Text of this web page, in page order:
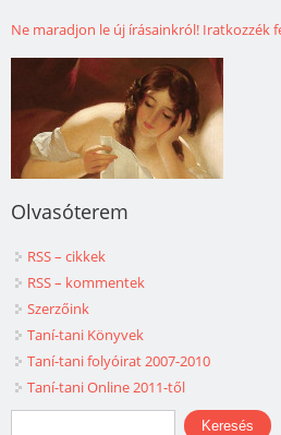
Ne maradjon le új írásainkról! Iratkozzék
Olvasóterem
RSS – cikkek
RSS – kommentek
Szerzőink
Taní-tani Könyvek
Taní-tani folyóirat 2007-2010
Taní-tani Online 2011-től
Keresés űrlap
Keresés